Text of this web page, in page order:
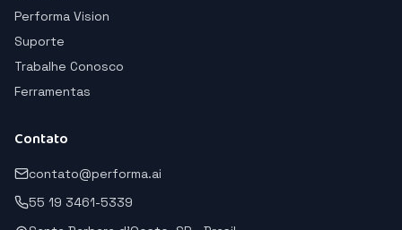
Performa Vision
Suporte
Trabalhe Conosco
Ferramentas
Contato
contato@performa.ai
55 19 3461-5339